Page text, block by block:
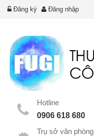
Đăng ký Đăng nhập
Hotline
0906 618 680
Trụ sở văn phòng